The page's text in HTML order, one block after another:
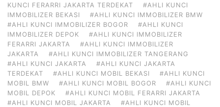
KUNCI FERARRI JAKARTA TERDEKAT
#AHLI KUNCI
IMMOBILIZER BEKASI
#AHLI KUNCI IMMOBILIZER BMW
#AHLI KUNCI IMMOBILIZER BOGOR
#AHLI KUNCI
IMMOBILIZER DEPOK
#AHLI KUNCI IMMOBILIZER
FERARRI JAKARTA
#AHLI KUNCI IMMOBILIZER
JAKARTA
#AHLI KUNCI IMMOBILIZER TANGERANG
#AHLI KUNCI JAKARTA
#AHLI KUNCI JAKARTA
TERDEKAT
#AHLI KUNCI MOBIL BEKASI
#AHLI KUNCI
MOBIL BMW
#AHLI KUNCI MOBIL BOGOR
#AHLI KUNCI
MOBIL DEPOK
#AHLI KUNCI MOBIL FERARRI JAKARTA
#AHLI KUNCI MOBIL JAKARTA
#AHLI KUNCI MOBIL